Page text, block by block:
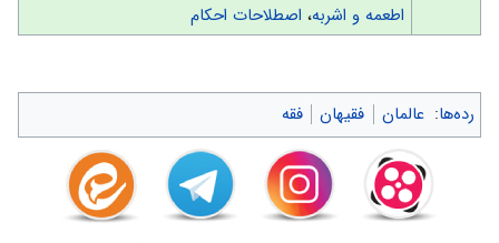
اطعمه و اشربه، اصطلاحات احكام
رده‌ها: عالمان فقیهان فقه